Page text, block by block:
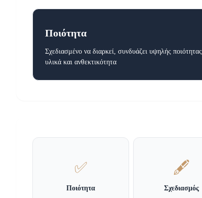
Ποιότητα
Σχεδιασμένο να διαρκεί, συνδυάζει υψηλής ποιότητας
υλικά και ανθεκτικότητα
✅
Ποιότητα
🖋️
Σχεδιασμός